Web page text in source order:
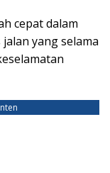
cepat dalam
yang selama